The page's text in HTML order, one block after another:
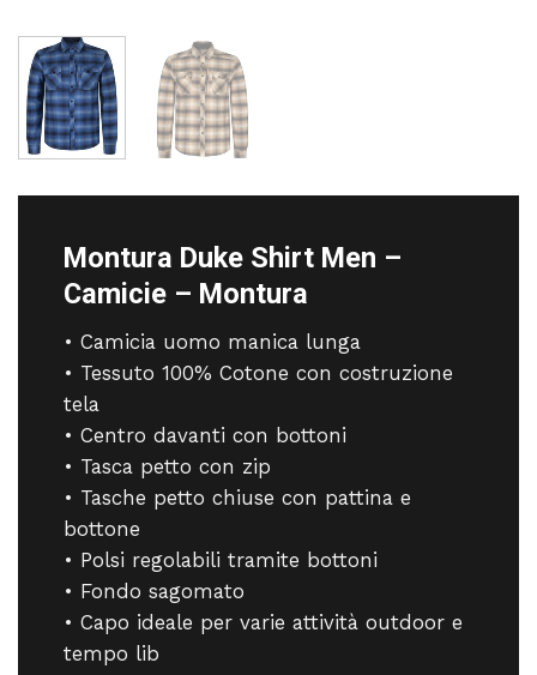
Montura Duke Shirt Men –
Camicie – Montura
• Camicia uomo manica lunga
• Tessuto 100% Cotone con costruzione
tela
• Centro davanti con bottoni
• Tasca petto con zip
• Tasche petto chiuse con pattina e
bottone
• Polsi regolabili tramite bottoni
• Fondo sagomato
• Capo ideale per varie attività outdoor e
tempo lib